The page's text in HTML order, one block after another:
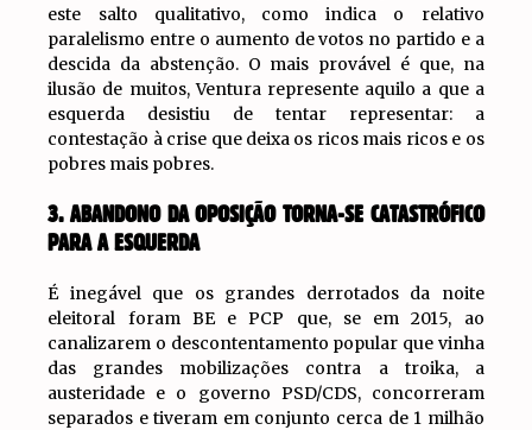
este salto qualitativo, como indica o relativo
paralelismo entre o aumento de votos no partido e a
descida da abstenção. O mais provável é que, na
ilusão de muitos, Ventura represente aquilo a que a
esquerda desistiu de tentar representar: a
contestação à crise que deixa os ricos mais ricos e os
pobres mais pobres.
3. ABANDONO DA OPOSIÇÃO TORNA-SE CATASTRÓFICO
PARA A ESQUERDA
É inegável que os grandes derrotados da noite
eleitoral foram BE e PCP que, se em 2015, ao
canalizarem o descontentamento popular que vinha
das grandes mobilizações contra a troika, a
austeridade e o governo PSD/CDS, concorreram
separados e tiveram em conjunto cerca de 1 milhão